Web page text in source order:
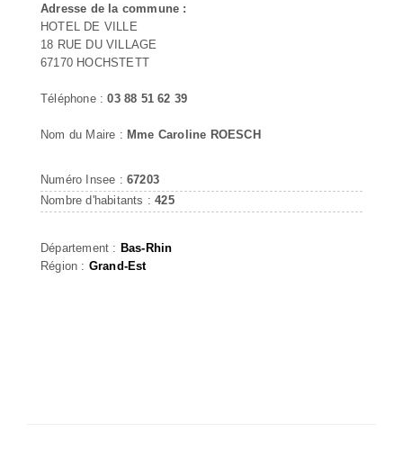
Adresse de la commune :
HOTEL DE VILLE
18 RUE DU VILLAGE
67170 HOCHSTETT
Téléphone :03 88 51 62 39
Nom du Maire : Mme Caroline ROESCH
Numéro Insee : 67203
Nombre d'habitants :425
Département : Bas-Rhin
Région : Grand-Est